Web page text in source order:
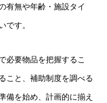
有無や年齢・施設タイ
です。
必要物品を把握するこ
こと、補助制度を調べる
備を始め、計画的に揃え